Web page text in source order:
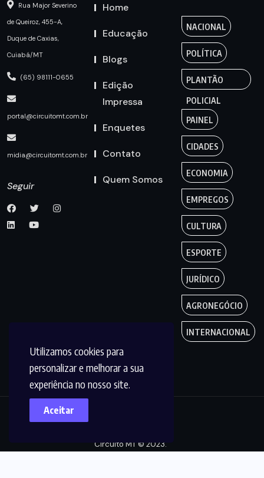
Utilizamos cookies para
personalizar e melhorar a sua
experiência no nosso site.
Aceitar
Rua Major Severino
de Queiroz, 455-A,
Duque de Caxias,
Cuiabá/MT
(65) 98111-0655
portal@circuitomt.com.br
midia@circuitomt.com.br
Seguir
Home
Educação
Blogs
Edição
Impressa
Enquetes
Contato
Quem Somos
NACIONAL
POLÍTICA
PLANTÃO
POLICIAL
PAINEL
CIDADES
ECONOMIA
EMPREGOS
CULTURA
ESPORTE
JURÍDICO
AGRONEGÓCIO
INTERNACIONAL
Circuito MT © 2023.